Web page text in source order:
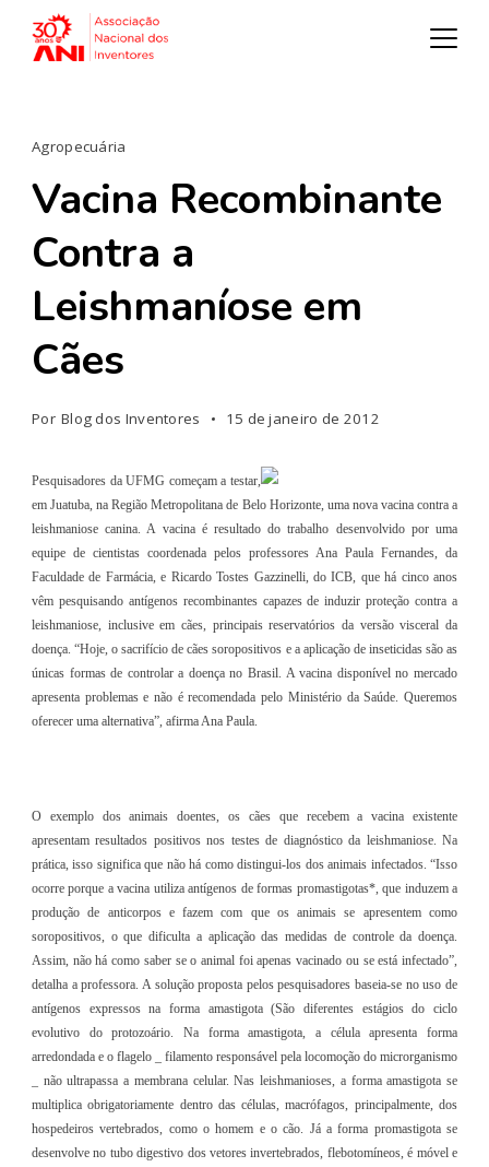
Agropecuária
Vacina Recombinante
Contra a
Leishmaníose em
Cães
Por Blog dos Inventores 15 de janeiro de 2012
Pesquisadores da UFMG começam a testar,
em Juatuba, na Região Metropolitana de Belo Horizonte, uma nova vacina contra a
leishmaniose canina. A vacina é resultado do trabalho desenvolvido por uma
equipe de cientistas coordenada pelos professores Ana Paula Fernandes, da
Faculdade de Farmácia, e Ricardo Tostes Gazzinelli, do ICB, que há cinco anos
vêm pesquisando antígenos recombinantes capazes de induzir proteção contra a
leishmaniose, inclusive em cães, principais reservatórios da versão visceral da
doença. “Hoje, o sacrifício de cães soropositivos e a aplicação de inseticidas são as
únicas formas de controlar a doença no Brasil. A vacina disponível no mercado
apresenta problemas e não é recomendada pelo Ministério da Saúde. Queremos
oferecer uma alternativa”, afirma Ana Paula.
O exemplo dos animais doentes, os cães que recebem a vacina existente
apresentam resultados positivos nos testes de diagnóstico da leishmaniose. Na
prática, isso significa que não há como distingui-los dos animais infectados. “Isso
ocorre porque a vacina utiliza antígenos de formas promastigotas*, que induzem a
produção de anticorpos e fazem com que os animais se apresentem como
soropositivos, o que dificulta a aplicação das medidas de controle da doença.
Assim, não há como saber se o animal foi apenas vacinado ou se está infectado”,
detalha a professora. A solução proposta pelos pesquisadores baseia-se no uso de
antígenos expressos na forma amastigota (São diferentes estágios do ciclo
evolutivo do protozoário. Na forma amastigota, a célula apresenta forma
arredondada e o flagelo _ filamento responsável pela locomoção do microrganismo
_ não ultrapassa a membrana celular. Nas leishmanioses, a forma amastigota se
multiplica obrigatoriamente dentro das células, macrófagos, principalmente, dos
hospedeiros vertebrados, como o homem e o cão. Já a forma promastigota se
desenvolve no tubo digestivo dos vetores invertebrados, flebotomíneos, é móvel e